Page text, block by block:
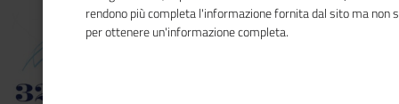
rendono più completa l'informazione fornita dal sito ma non
per ottenere un'informazione completa.